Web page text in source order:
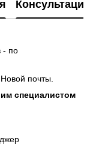
Консультация
- по
почты.
специалистом